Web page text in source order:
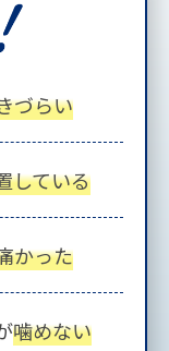
づらい
している
かった
噛めない